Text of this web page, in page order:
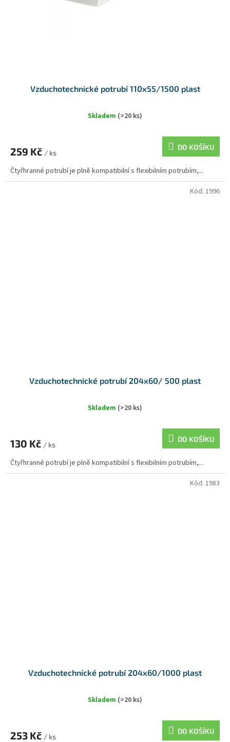
Vzduchotechnické potrubí 110x55/1500 plast
Skladem (>20 ks)
259 Kč / ks
DO KOŠÍKU
Čtyřhranné potrubí je plně kompatibilní s flexibilním potrubím,...
Vzduchotechnické potrubí 204x60/ 500 plast
Skladem (>20 ks)
130 Kč / ks
DO KOŠÍKU
Čtyřhranné potrubí je plně kompatibilní s flexibilním potrubím,...
Kód: 1996
Vzduchotechnické potrubí 204x60/1000 plast
Skladem (>20 ks)
253 Kč / ks
DO KOŠÍKU
Kód: 1983